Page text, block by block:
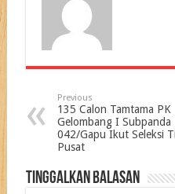
Previous
135 Calon Tamtama PK
Gelombang I Subpanda
042/Gapu Ikut Seleksi
Pusat
Tinggalkan Balasan